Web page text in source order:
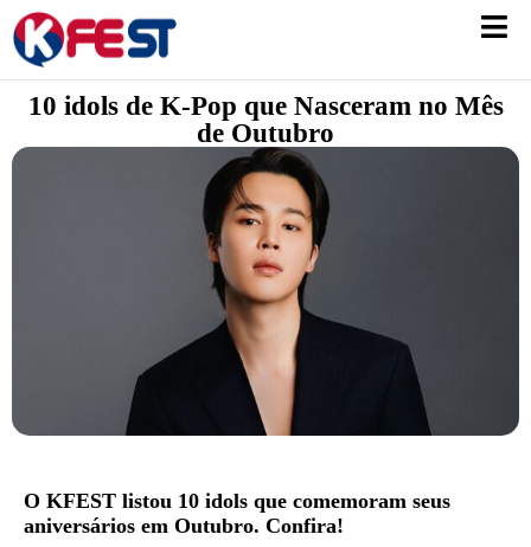
10 idols de K-Pop que Nasceram no Mês
de Outubro
O KFEST listou 10 idols que comemoram seus
aniversários em Outubro. Confira!